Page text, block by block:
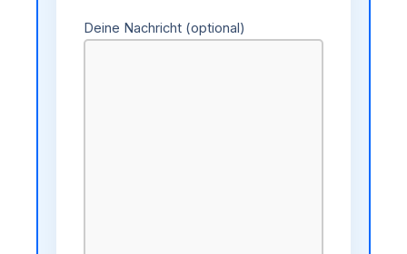
Deine Nachricht (optional)